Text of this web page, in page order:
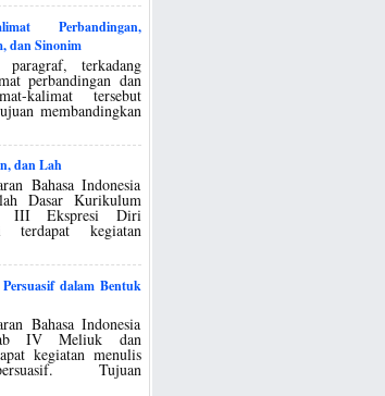
Perbandingan,
dan Sinonim
paragraf, terkadang
perbandingan dan
kalimat tersebut
membandingkan
dan Lah
Bahasa Indonesia
Dasar Kurikulum
III Ekspresi Diri
kegiatan
dalam Bentuk
Bahasa Indonesia
IV Meliuk dan
kegiatan menulis
Tujuan